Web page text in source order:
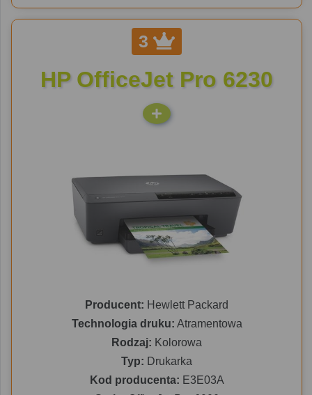
3
HP OfficeJet Pro 6230
Producent: Hewlett Packard
Technologia druku: Atramentowa
Rodzaj: Kolorowa
Typ: Drukarka
Kod producenta: E3E03A